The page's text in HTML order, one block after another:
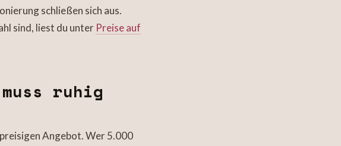
schließen sich aus.
sind, liest du unter Preise auf
ruhig
Angebot. Wer 5.000